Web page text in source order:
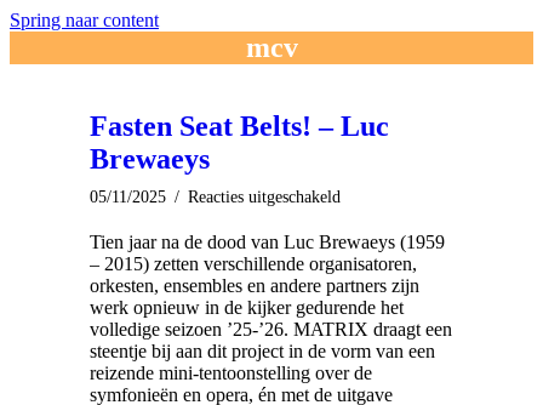
Spring naar content
mcv
Fasten Seat Belts! – Luc
Brewaeys
05/11/2025 / Reacties uitgeschakeld
Seat
Belts!
–
Luc
Brewaeys
Tien jaar na de dood van Luc Brewaeys (1959
– 2015) zetten verschillende organisatoren,
orkesten, ensembles en andere partners zijn
werk opnieuw in de kijker gedurende het
volledige seizoen ’25-’26. MATRIX draagt een
steentje bij aan dit project in de vorm van een
reizende mini-tentoonstelling over de
symfonieën en opera, én met de uitgave